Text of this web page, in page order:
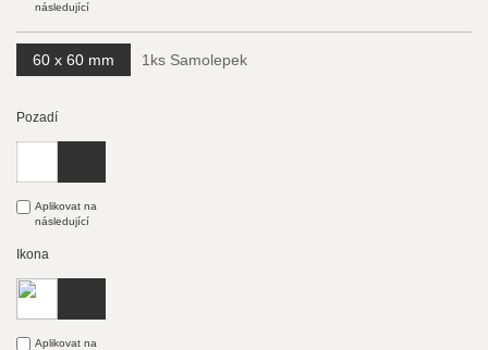
následující
60 x 60 mm 1ks Samolepek
Pozadí
Aplikovat na
následující
Ikona
Aplikovat na